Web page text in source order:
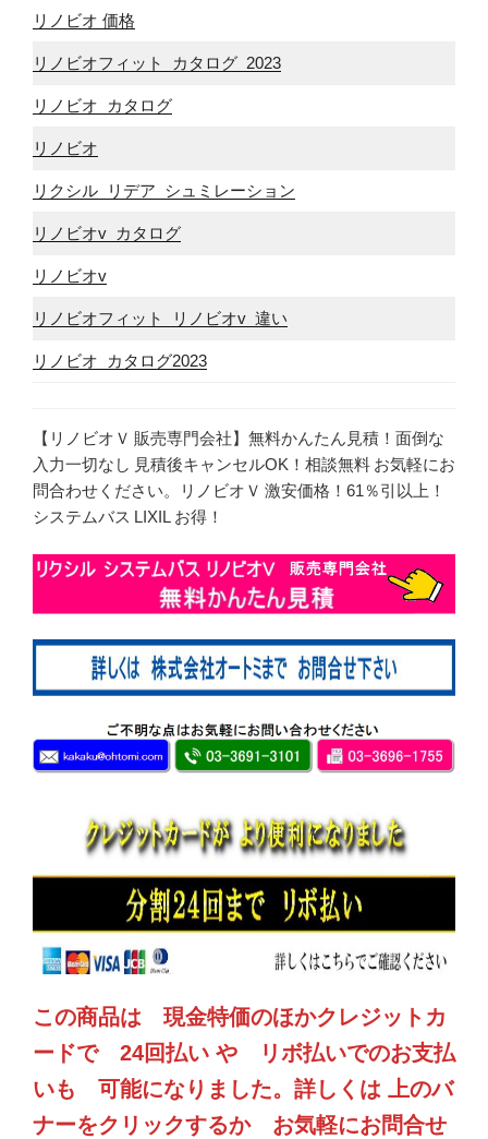
リノビオ 価格
リノビオフィット カタログ 2023
リノビオ カタログ
リノビオ
リクシル リデア シュミレーション
リノビオv カタログ
リノビオv
リノビオフィット リノビオv 違い
リノビオ カタログ2023
【リノビオＶ 販売専門会社】無料かんたん見積！面倒な
入力一切なし 見積後キャンセルOK！相談無料 お気軽にお
問合わせください。リノビオＶ 激安価格！61％引以上！
システムバス LIXIL お得！
この商品は 現金特価のほかクレジットカ
ードで 24回払い や リボ払いでのお支払
いも 可能になりました。詳しくは 上のバ
ナーをクリックするか お気軽にお問合せ